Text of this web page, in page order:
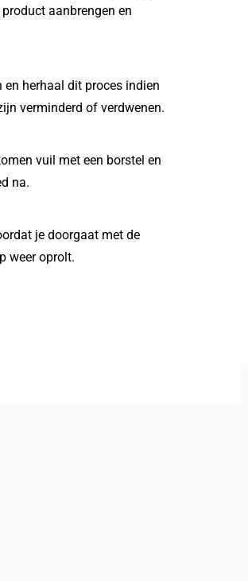
aanbrengen en
herhaal dit proces indien
verminderd of verdwenen.
vuil met een borstel en
na.
je doorgaat met de
weer oprolt.